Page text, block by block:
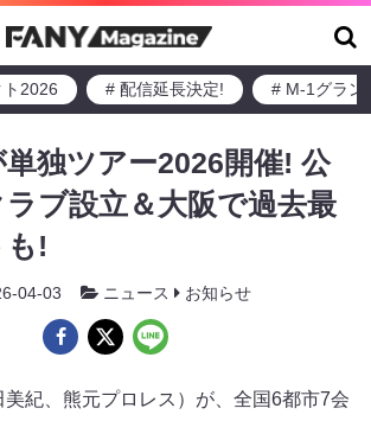
2026 # 配信延長決定! # M-1グラン
独ツアー2026開催! 公
ブ設立＆大阪で過去最
も!
04-03 ニュース お知らせ
紀、熊元プロレス）が、全国6都市7会